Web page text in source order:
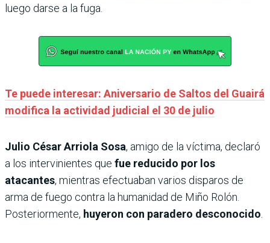
luego darse a la fuga.
Te puede interesar: Aniversario de Saltos del Guairá
modifica la actividad judicial el 30 de julio
Julio César Arriola Sosa, amigo de la víctima, declaró
a los intervinientes que fue reducido por los
atacantes, mientras efectuaban varios disparos de
arma de fuego contra la humanidad de Miño Rolón.
Posteriormente, huyeron con paradero desconocido